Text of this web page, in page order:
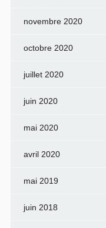
novembre 2020
octobre 2020
juillet 2020
juin 2020
mai 2020
avril 2020
mai 2019
juin 2018